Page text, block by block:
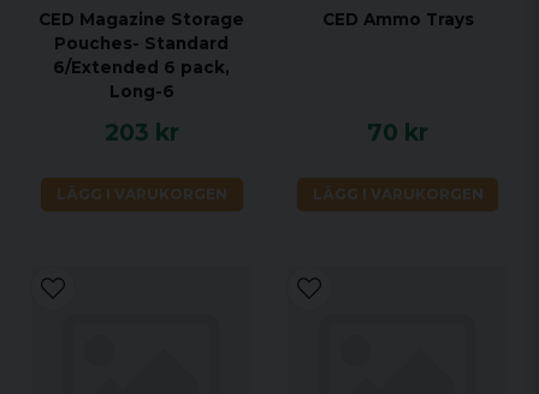
CED Magazine Storage
Pouches- Standard
6/Extended 6 pack,
Long-6
203 kr
LÄGG I VARUKORGEN
CED Ammo Trays
70 kr
LÄGG I VARUKORGEN